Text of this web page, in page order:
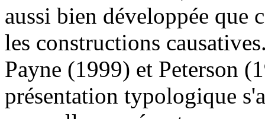
aussi bien développée que
les constructions
Payne (1999) et Peterson
présentation typologique